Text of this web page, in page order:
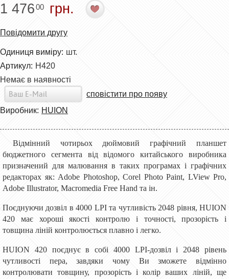
1 47600 грн.
Повідомити другу
Одиниця виміру: шт.
Артикул: H420
Немає в наявності
сповістити про появу
Виробник: HUION
Відмінний чотирьох дюймовий графічний планшет
бюджетного сегмента від відомого китайського виробника
призначений для малювання в таких програмах і графічних
редакторах як: Adobe Photoshop, Corel Photo Paint, LView Pro,
Adobe Illustrator, Macromedia Free Hand та ін.
Поєднуючи дозвіл в 4000 LPI та чутливість 2048 рівня, HUION
420 має хороші якості контролю і точності, прозорість і
товщина ліній контролюється плавно і легко.
HUION 420 поєднує в собі 4000 LPI-дозвіл і 2048 рівень
чутливості пера, завдяки чому Ви зможете відмінно
контролювати товщину, прозорість і колір ваших ліній, ще